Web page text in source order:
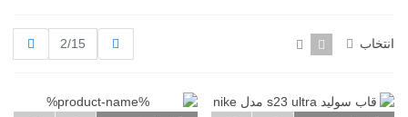
انتخاب 2/15